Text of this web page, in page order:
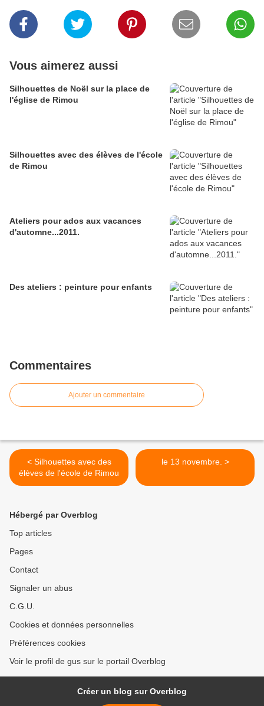
Vous aimerez aussi
Silhouettes de Noël sur la place de
l'église de Rimou
Silhouettes avec des élèves de l'école
de Rimou
Ateliers pour ados aux vacances
d'automne...2011.
Des ateliers : peinture pour enfants
Commentaires
Ajouter un commentaire
< Silhouettes avec des
élèves de l'école de Rimou
le 13 novembre. >
Hébergé par Overblog
Top articles
Pages
Contact
Signaler un abus
C.G.U.
Cookies et données personnelles
Préférences cookies
Voir le profil de gus sur le portail Overblog
Créer un blog sur Overblog